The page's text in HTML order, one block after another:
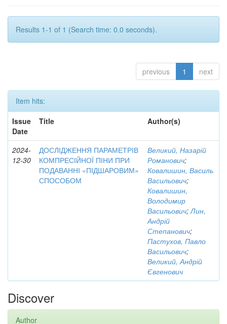
Results 1-1 of 1 (Search time: 0.0 seconds).
previous 1 next
Item hits:
Issue
Date
Title Author(s)
2024-
12-30
ДОСЛІДЖЕННЯ ПАРАМЕТРІВ
КОМПРЕСІЙНОЇ ПІНИ ПРИ
ПОДАВАННІ «ПІДШАРОВИМ»
СПОСОБОМ
Великий, Назарій
Романович;
Ковалишин, Василь
Васильович;
Ковалишин,
Володимир
Васильович;Лин,
Андрій
Степанович;
Пастухов, Павло
Васильович;
Великий, Андрій
Євгенович
Discover
Author